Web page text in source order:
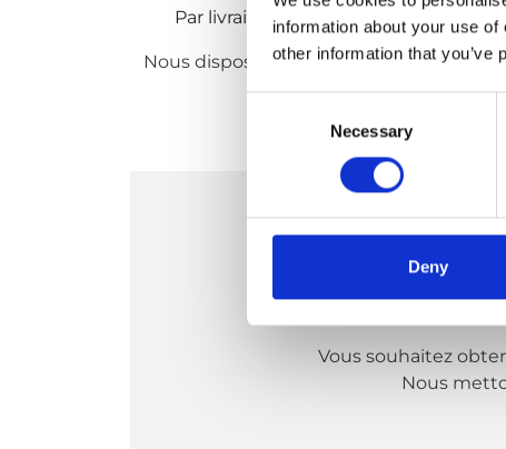
information about your use
other information that you’ve
Necessary
Deny
Par livraison, nous facturons un
Nous disposons d’un vaste réseau de
Vous souhaitez
Nous